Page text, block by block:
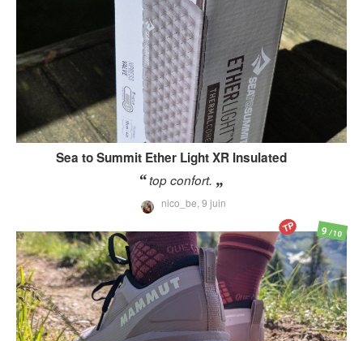
Sea to Summit Ether Light XR Insulated
top confort.
nico_be, 9 juin
9/10
TP